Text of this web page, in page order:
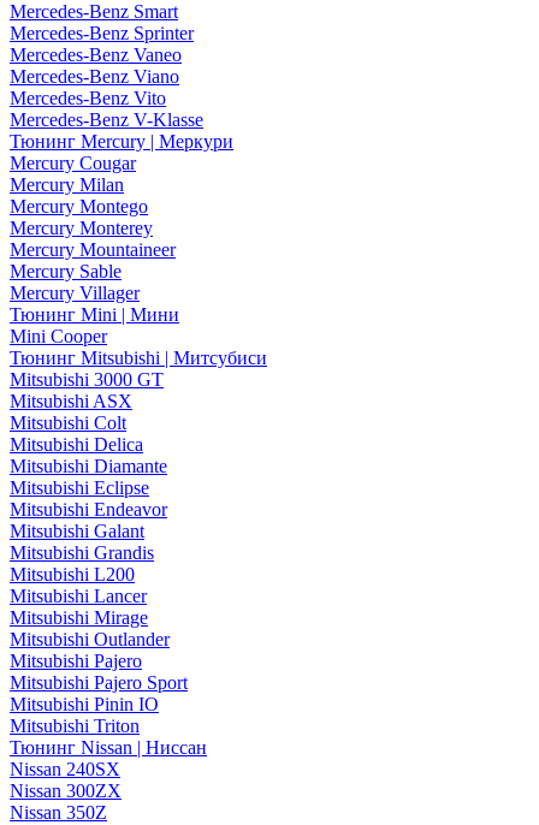
Mercedes-Benz Smart
Mercedes-Benz Sprinter
Mercedes-Benz Vaneo
Mercedes-Benz Viano
Mercedes-Benz Vito
Mercedes-Benz V-Klasse
Тюнинг Mercury | Меркури
Mercury Cougar
Mercury Milan
Mercury Montego
Mercury Monterey
Mercury Mountaineer
Mercury Sable
Mercury Villager
Тюнинг Mini | Мини
Mini Cooper
Тюнинг Mitsubishi | Митсубиси
Mitsubishi 3000 GT
Mitsubishi ASX
Mitsubishi Colt
Mitsubishi Delica
Mitsubishi Diamante
Mitsubishi Eclipse
Mitsubishi Endeavor
Mitsubishi Galant
Mitsubishi Grandis
Mitsubishi L200
Mitsubishi Lancer
Mitsubishi Mirage
Mitsubishi Outlander
Mitsubishi Pajero
Mitsubishi Pajero Sport
Mitsubishi Pinin IO
Mitsubishi Triton
Тюнинг Nissan | Ниссан
Nissan 240SX
Nissan 300ZX
Nissan 350Z